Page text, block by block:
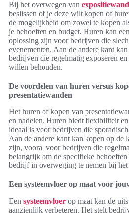
Bij het overwegen van
beslissen of je deze wilt kopen of
de mogelijkheid om zowel te kopen
je behoeften en budget. Huren kan
oplossing zijn voor bedrijven die
evenementen. Aan de andere kant
bedrijven die regelmatig exposeren
willen behouden.
De voordelen van huren versus
presentatiewanden
Het huren of kopen van
en nadelen. Huren biedt flexibiliteit
ideaal is voor bedrijven die
Aan de andere kant kan kopen op de
zijn, vooral voor bedrijven die
belangrijk om de specifieke
bedrijf in overweging te nemen bij het
Een systeemvloer op maat voor
Een systeemvloer op maat kan de
aanzienlijk verbeteren. Het stelt